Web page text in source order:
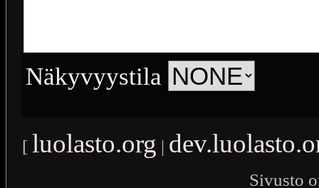
Näkyvyystila
[ luolasto.org |
Sivusto